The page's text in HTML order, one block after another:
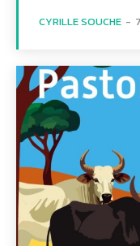
CYRILLE SOUCHE -